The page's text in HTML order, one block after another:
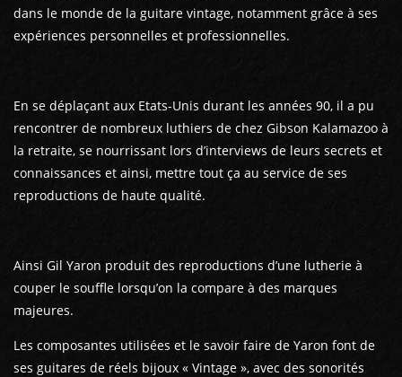
dans le monde de la guitare vintage, notamment grâce à ses
expériences personnelles et professionnelles.
En se déplaçant aux Etats-Unis durant les années 90, il a pu
rencontrer de nombreux luthiers de chez Gibson Kalamazoo à
la retraite, se nourrissant lors d’interviews de leurs secrets et
connaissances et ainsi, mettre tout ça au service de ses
reproductions de haute qualité.
Ainsi Gil Yaron produit des reproductions d’une lutherie à
couper le souffle lorsqu’on la compare à des marques
majeures.
Les composantes utilisées et le savoir faire de Yaron font de
ses guitares de réels bijoux « Vintage », avec des sonorités